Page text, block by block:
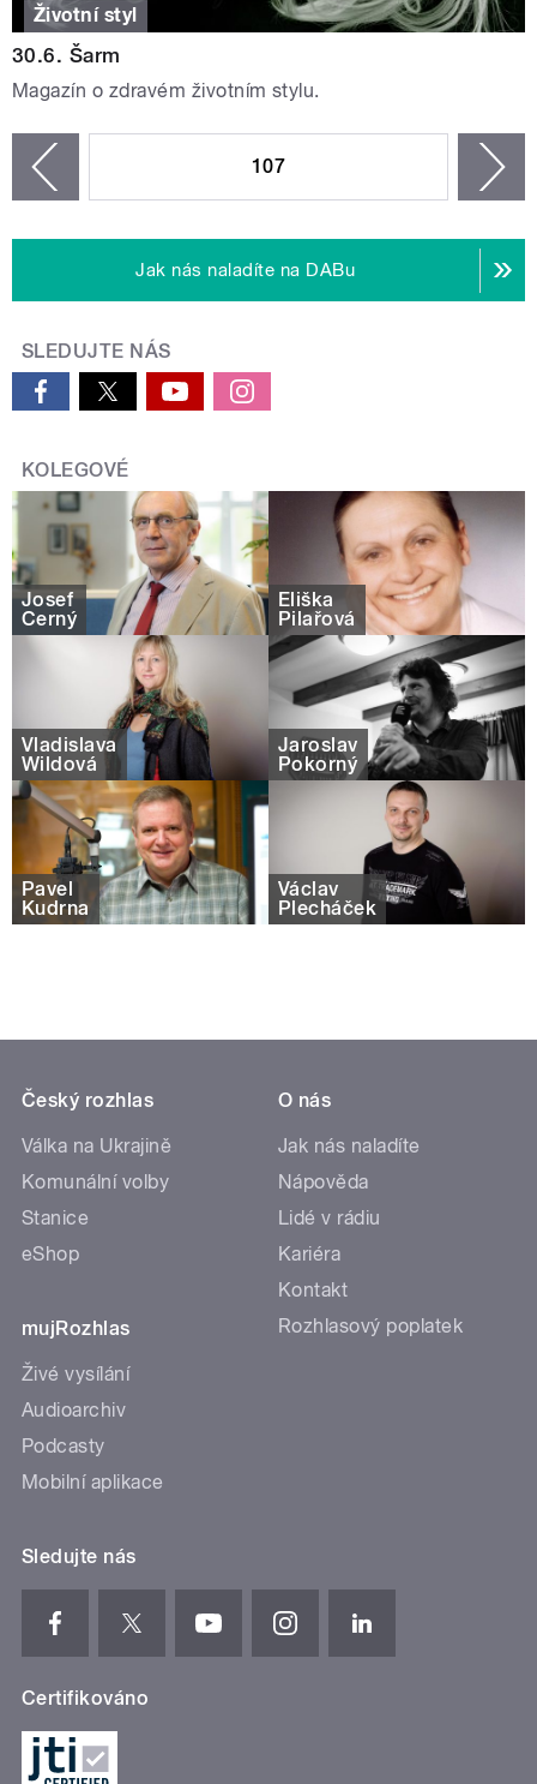
Životní styl
30.6. Šarm
Magazín o zdravém životním stylu.
107
Jak nás naladíte na DABu
SLEDUJTE NÁS
KOLEGOVÉ
Josef
Černý
Eliška
Pilařová
Vladislava
Wildová
Jaroslav
Pokorný
Pavel
Kudrna
Václav
Plecháček
Český rozhlas
Válka na Ukrajině
Komunální volby
Stanice
eShop
mujRozhlas
Živé vysílání
Audioarchiv
Podcasty
Mobilní aplikace
O nás
Jak nás naladíte
Nápověda
Lidé v rádiu
Kariéra
Kontakt
Rozhlasový poplatek
Sledujte nás
Certifikováno